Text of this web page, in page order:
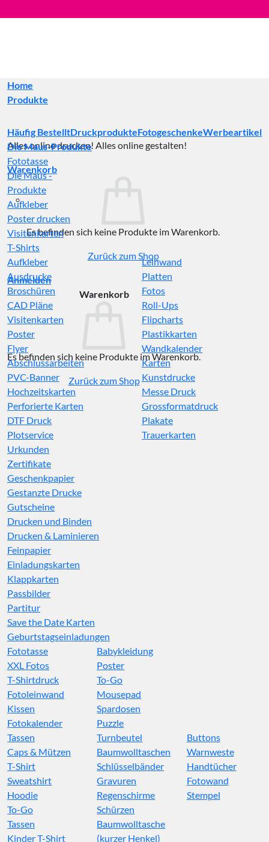
Inhalt
Alles online drucken! Alles online gestalten!
Warenkorb
Es befinden sich keine Produkte im Warenkorb.
Zurück zum Shop
Anmelden
Warenkorb
Es befinden sich keine Produkte im Warenkorb.
Zurück zum Shop
Home
Produkte
Häufig BestelltDruckprodukteFotogeschenkeWerbeartikel
Die Maus-Produkte
Fototasse
Die Maus -
Produkte
Aufkleber
Poster drucken
Visitenkarten
T-Shirts
Aufkleber
Ausdrucke
Broschüren
CAD Pläne
Visitenkarten
Poster
Flyer
Abschlussarbeiten
PVC-Banner
Hochzeitskarten
Perforierte Karten
DTF Druck
Plotservice
Leinwand
Platten
Fotos
Roll-Ups
Flipcharts
Plastikkarten
Wandkalender
Karten
Kunstdrucke
Messe Druck
Grossformatdruck
Plakate
Trauerkarten
Urkunden
Zertifikate
Geschenkpapier
Gestanzte Drucke
Gutscheine
Drucken und Binden
Drucken & Laminieren
Feinpapier
Einladungskarten
Klappkarten
Passbilder
Partitur
Save the Date Karten
Geburtstagseinladungen
Fototasse
XXL Fotos
T-Shirtdruck
Fotoleinwand
Kissen
Fotokalender
Babykleidung
Poster
To-Go
Mousepad
Spardosen
Puzzle
Tassen
Caps & Mützen
T-Shirt
Sweatshirt
Hoodie
To-Go
Turnbeutel
Baumwolltaschen
Schlüsselbänder
Gravuren
Regenschirme
Schürzen
Buttons
Warnweste
Handtücher
Fotowand
Stempel
Tassen
Kinder T-Shirt
Baumwolltasche
(kurzer Henkel)